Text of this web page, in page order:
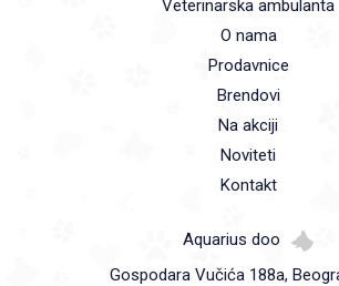
Veterinarska ambulanta
O nama
Prodavnice
Brendovi
Na akciji
Noviteti
Kontakt
Aquarius doo
Gospodara Vučića 188a,